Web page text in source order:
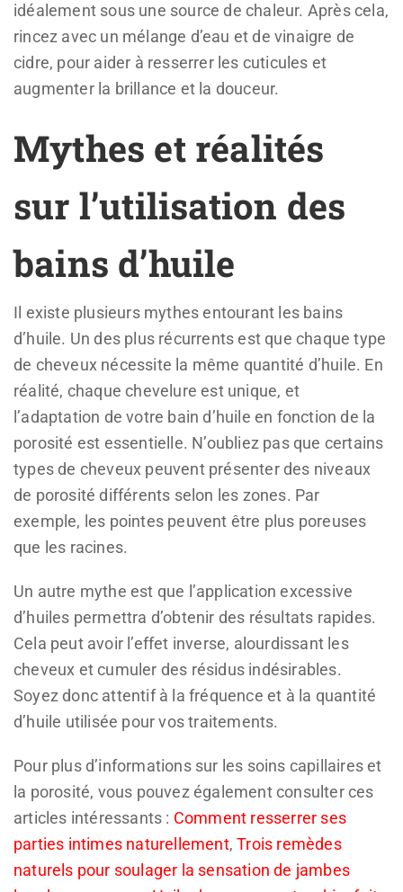
idéalement sous une source de chaleur. Après cela,
rincez avec un mélange d’eau et de vinaigre de
cidre, pour aider à resserrer les cuticules et
augmenter la brillance et la douceur.
Mythes et réalités
sur l’utilisation des
bains d’huile
Il existe plusieurs mythes entourant les bains
d’huile. Un des plus récurrents est que chaque type
de cheveux nécessite la même quantité d’huile. En
réalité, chaque chevelure est unique, et
l’adaptation de votre bain d’huile en fonction de la
porosité est essentielle. N’oubliez pas que certains
types de cheveux peuvent présenter des niveaux
de porosité différents selon les zones. Par
exemple, les pointes peuvent être plus poreuses
que les racines.
Un autre mythe est que l’application excessive
d’huiles permettra d’obtenir des résultats rapides.
Cela peut avoir l’effet inverse, alourdissant les
cheveux et cumuler des résidus indésirables.
Soyez donc attentif à la fréquence et à la quantité
d’huile utilisée pour vos traitements.
Pour plus d’informations sur les soins capillaires et
la porosité, vous pouvez également consulter ces
articles intéressants : Comment resserrer ses
parties intimes naturellement,Trois remèdes
naturels pour soulager la sensation de jambes